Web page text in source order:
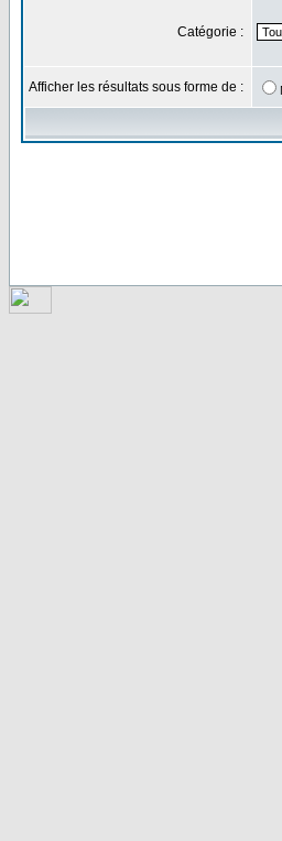
Catégorie :
Afficher les résultats sous forme de :